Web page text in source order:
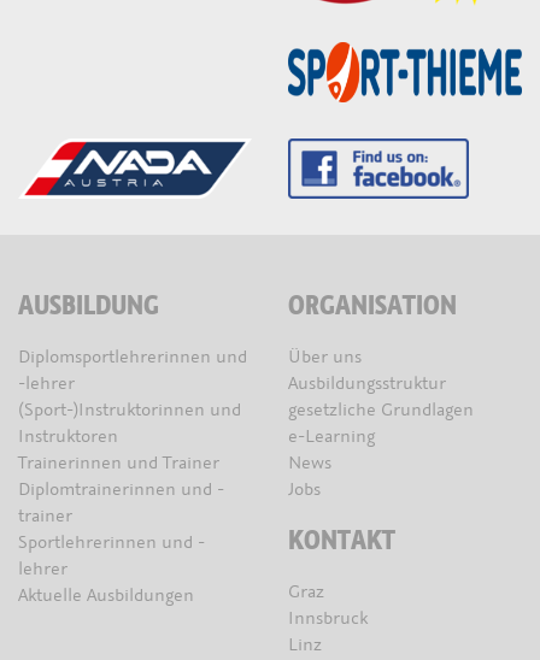
AUSBILDUNG
Diplomsportlehrerinnen und
-lehrer
(Sport-)Instruktorinnen und
Instruktoren
Trainerinnen und Trainer
Diplomtrainerinnen und -
trainer
Sportlehrerinnen und -
lehrer
Aktuelle Ausbildungen
ORGANISATION
Über uns
Ausbildungsstruktur
gesetzliche Grundlagen
e-Learning
News
Jobs
KONTAKT
Graz
Innsbruck
Linz